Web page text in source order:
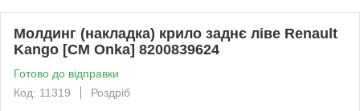
Молдинг (накладка) крило заднє ліве Renault
Kango [СМ Onka] 8200839624
Готово до відправки
Код: 11319
Роздріб